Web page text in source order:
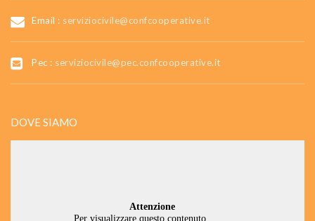
Email : serviziocivile@confcooperative.it
Pec : serviziocivile@pec.confcooperative.it
DOVE SIAMO